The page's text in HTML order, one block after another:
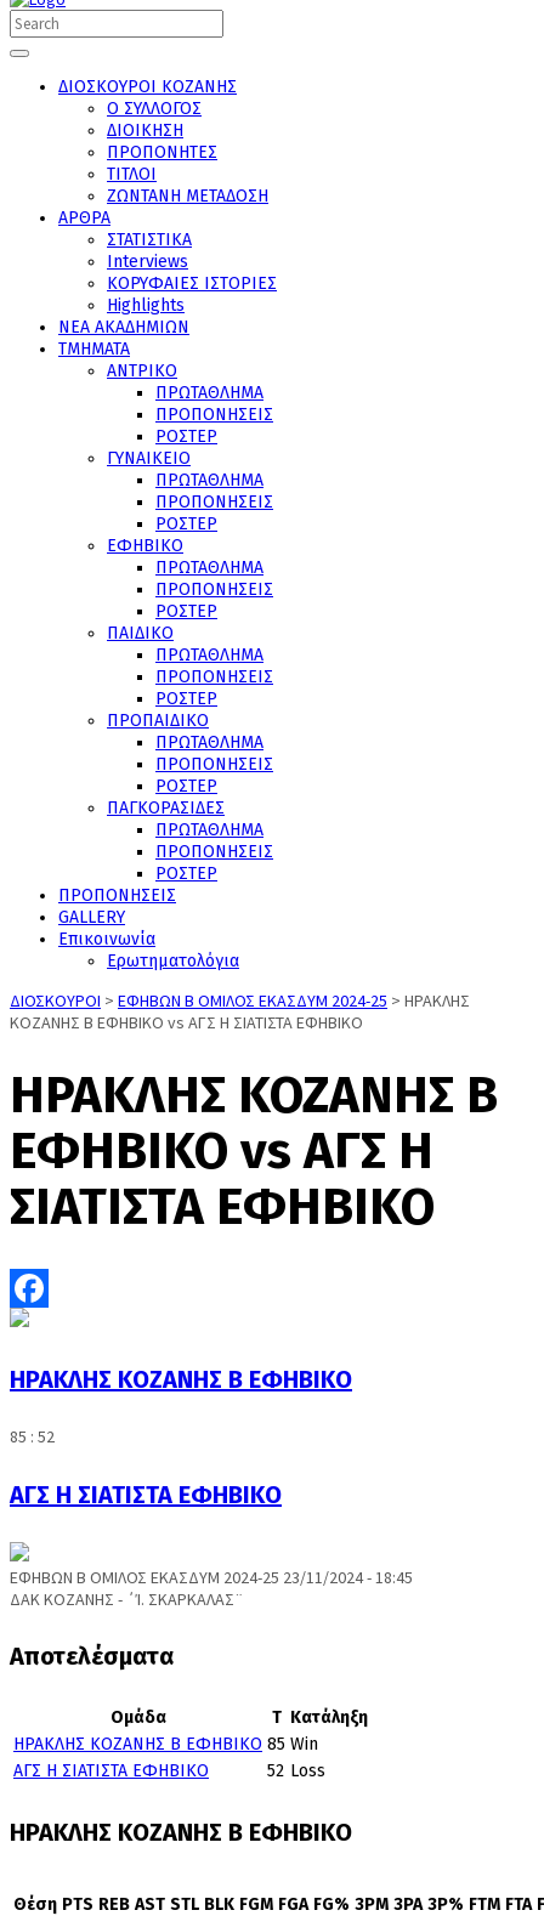
ΔΙΟΣΚΟΥΡΟΙ ΚΟΖΑΝΗΣ
Ο ΣΥΛΛΟΓΟΣ
ΔΙΟΙΚΗΣΗ
ΠΡΟΠΟΝΗΤΕΣ
ΤΙΤΛΟΙ
ΖΩΝΤΑΝΗ ΜΕΤΑΔΟΣΗ
ΑΡΘΡΑ
ΣΤΑΤΙΣΤΙΚΑ
Interviews
ΚΟΡΥΦΑΙΕΣ ΙΣΤΟΡΙΕΣ
Highlights
ΝΕΑ ΑΚΑΔΗΜΙΩΝ
ΤΜΗΜΑΤΑ
ΑΝΤΡΙΚΟ
ΠΡΩΤΑΘΛΗΜΑ
ΠΡΟΠΟΝΗΣΕΙΣ
ΡΟΣΤΕΡ
ΓΥΝΑΙΚΕΙΟ
ΠΡΩΤΑΘΛΗΜΑ
ΠΡΟΠΟΝΗΣΕΙΣ
ΡΟΣΤΕΡ
ΕΦΗΒΙΚΟ
ΠΡΩΤΑΘΛΗΜΑ
ΠΡΟΠΟΝΗΣΕΙΣ
ΡΟΣΤΕΡ
ΠΑΙΔΙΚΟ
ΠΡΩΤΑΘΛΗΜΑ
ΠΡΟΠΟΝΗΣΕΙΣ
ΡΟΣΤΕΡ
ΠΡΟΠΑΙΔΙΚΟ
ΠΡΩΤΑΘΛΗΜΑ
ΠΡΟΠΟΝΗΣΕΙΣ
ΡΟΣΤΕΡ
ΠΑΓΚΟΡΑΣΙΔΕΣ
ΠΡΩΤΑΘΛΗΜΑ
ΠΡΟΠΟΝΗΣΕΙΣ
ΡΟΣΤΕΡ
ΠΡΟΠΟΝΗΣΕΙΣ
GALLERY
Επικοινωνία
Ερωτηματολόγια
ΔΙΟΣΚΟΥΡΟΙ > ΕΦΗΒΩΝ Β ΟΜΙΛΟΣ ΕΚΑΣΔΥΜ 2024-25 > ΗΡΑΚΛΗΣ
ΚΟΖΑΝΗΣ Β ΕΦΗΒΙΚΟ vs ΑΓΣ Η ΣΙΑΤΙΣΤΑ ΕΦΗΒΙΚΟ
ΗΡΑΚΛΗΣ ΚΟΖΑΝΗΣ Β
ΕΦΗΒΙΚΟ vs ΑΓΣ Η
ΣΙΑΤΙΣΤΑ ΕΦΗΒΙΚΟ
Facebook
ΗΡΑΚΛΗΣ ΚΟΖΑΝΗΣ Β ΕΦΗΒΙΚΟ
85 : 52
ΑΓΣ Η ΣΙΑΤΙΣΤΑ ΕΦΗΒΙΚΟ
ΕΦΗΒΩΝ Β ΟΜΙΛΟΣ ΕΚΑΣΔΥΜ 2024-25 23/11/2024 - 18:45
ΔΑΚ ΚΟΖΑΝΗΣ - ΄Ί. ΣΚΑΡΚΑΛΑΣ¨
Αποτελέσματα
Ομάδα T Κατάληξη
ΗΡΑΚΛΗΣ ΚΟΖΑΝΗΣ Β ΕΦΗΒΙΚΟ 85 Win
ΑΓΣ Η ΣΙΑΤΙΣΤΑ ΕΦΗΒΙΚΟ
52 Loss
ΗΡΑΚΛΗΣ ΚΟΖΑΝΗΣ Β ΕΦΗΒΙΚΟ
Θέση PTS REB AST STL BLK FGM FGA FG% 3PM 3PA 3P% FTM FTA